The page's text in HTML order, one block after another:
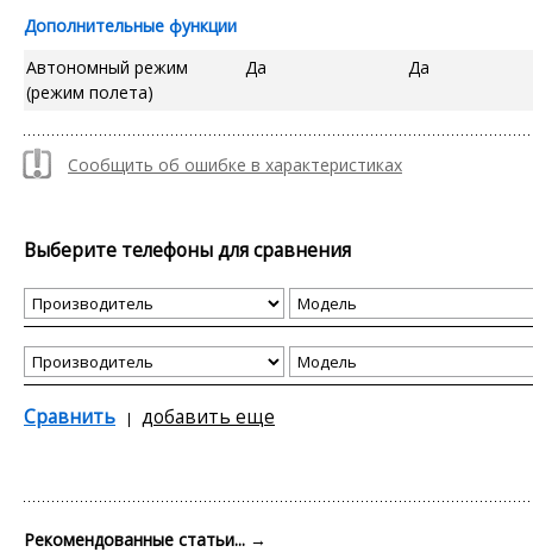
Дополнительные функции
Автономный режим
(режим полета)
Да Да
Сообщить об ошибке в характеристиках
Выберите телефоны для сравнения
Сравнить добавить еще
Рекомендованные статьи... →